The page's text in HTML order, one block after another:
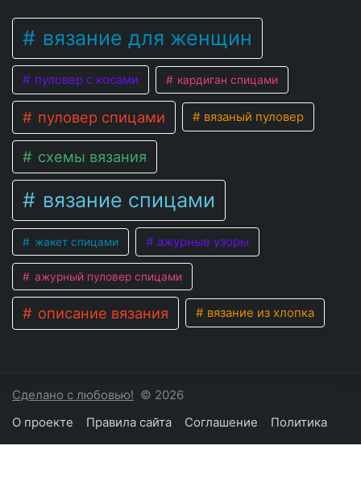
вязание для женщин
пуловер с косами кардиган спицами
пуловер спицами вязаный пуловер
схемы вязания
вязание спицами
жакет спицами ажурные узоры
ажурный пуловер спицами
описание вязания вязание из хлопка
Сделано с любовью! © 2026
О проекте
Правила сайта Соглашение Политика